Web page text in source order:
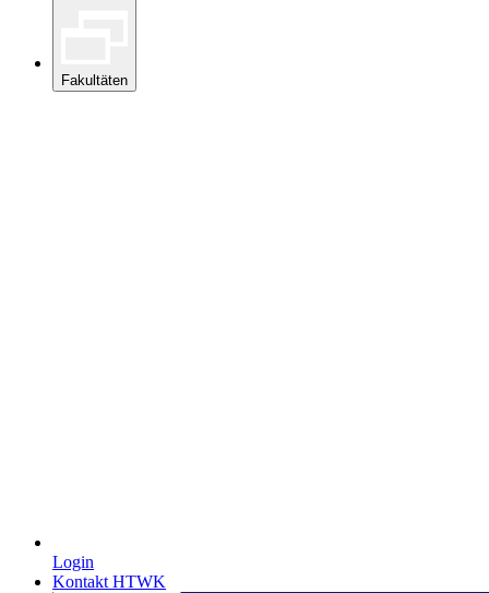
Fakultäten
Login
Kontakt HTWK